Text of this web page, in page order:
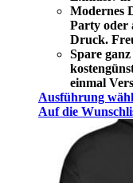
Modernes
Party oder
Druck.
Spare
einmal
Ausführung
Auf die